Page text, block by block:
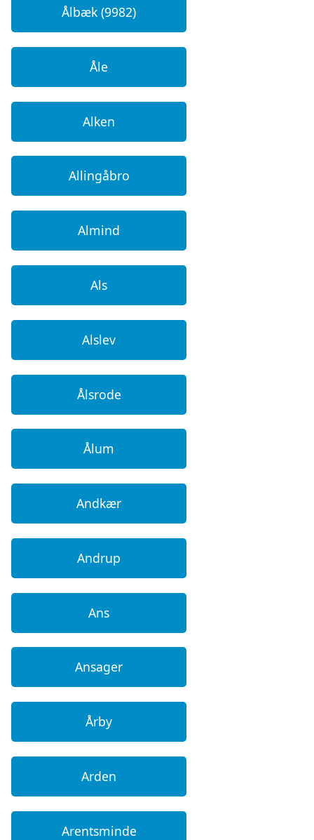
Ålbæk (9982)
Åle
Alken
Allingåbro
Almind
Als
Alslev
Ålsrode
Ålum
Andkær
Andrup
Ans
Ansager
Årby
Arden
Arentsminde